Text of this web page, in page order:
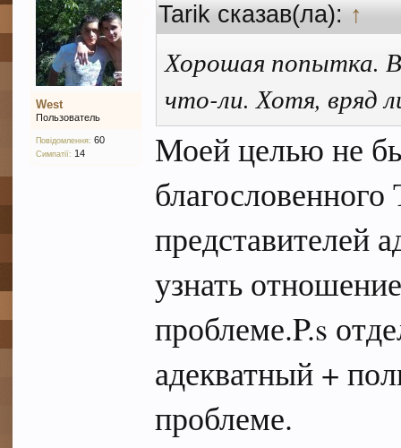
West
Пользователь
Повідомлення: 60
Симпатії: 14
Tarik сказав(ла):↑
Хорошая попытка.
что-ли. Хотя, вряд
Моей целью не
представителей
узнать
проблеме.P.s
адекватный +
проблеме.